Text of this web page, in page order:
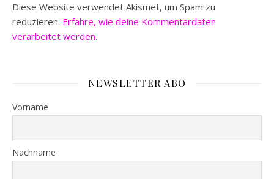
Diese Website verwendet Akismet, um Spam zu
reduzieren. Erfahre, wie deine Kommentardaten
verarbeitet werden.
NEWSLETTER ABO
Vorname
Nachname